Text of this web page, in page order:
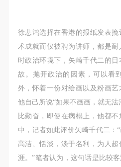
徐悲鸿选择在香港的报纸发表
术成就而仅被聘为讲师，都是
时政治环境下，矢崎千代二的
故。抛开政治的因素，可以看
外，怀着一份对绘画以及粉画
他自己所说“如果不画画，就无
比勤奋，即使在病榻上，他都
中，记者如此评价矢崎千代二：
高洁、恬淡，淡于名利，为人
涯。”笔者认为，这句话是比较